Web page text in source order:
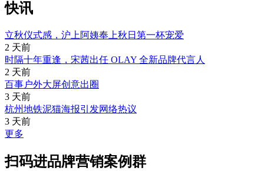
快讯
立秋仪式感，沪上阿姨奉上秋日第一杯宠爱
2 天前
时隔十年重逢，宋茜出任 OLAY 全新品牌代言人
2 天前
百事户外大屏创意出圈
3 天前
杭州地铁泥猫海报引发网络热议
3 天前
更多
扫码进品牌营销案例群